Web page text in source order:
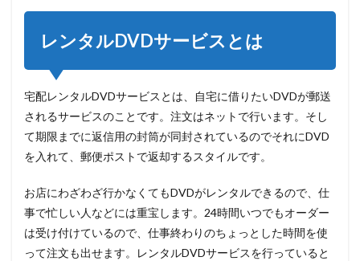
ビス
ぽす
1.2
DISCAS
1.3
1.4
ゲオ
DVD
レン
レンタルDVDサービスとは
宅配レンタルDVDサービスとは、自宅に借りたいDVDが郵送
されるサービスのことです。注文はネットで行います。そし
て期限までに返信用の封筒が同封されているのでそれにDVD
を入れて、郵便ポストで返却するスタイルです。
お店にわざわざ行かなくてもDVDがレンタルできるので、仕
事で忙しい人などには重宝します。24時間いつでもオーダー
は受け付けているので、仕事終わりのちょっとした時間を使
って注文も出せます。レンタルDVDサービスを行っていると